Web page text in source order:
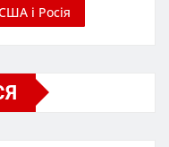
і Росія